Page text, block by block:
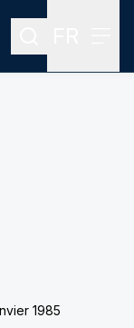
Rechercher
1985